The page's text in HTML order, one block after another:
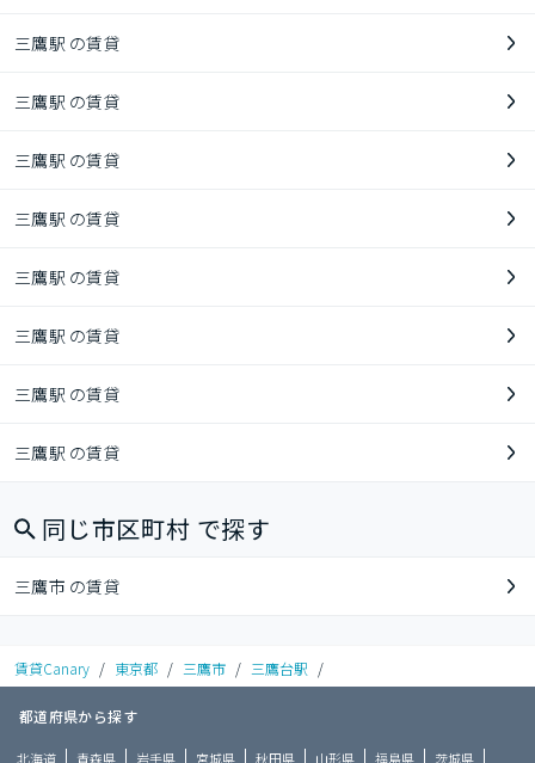
三鷹駅 の賃貸
三鷹駅 の賃貸
三鷹駅 の賃貸
三鷹駅 の賃貸
三鷹駅 の賃貸
三鷹駅 の賃貸
三鷹駅 の賃貸
三鷹駅 の賃貸
同じ市区町村 で探す
三鷹市 の賃貸
賃貸Canary / 東京都 / 三鷹市 / 三鷹台駅 /
都道府県から探す
北海道 青森県 岩手県 宮城県 秋田県 山形県 福島県 茨城県